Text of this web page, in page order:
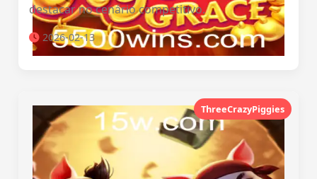
destacar no cenário competitivo.
2026-02-13
ThreeCrazyPiggies